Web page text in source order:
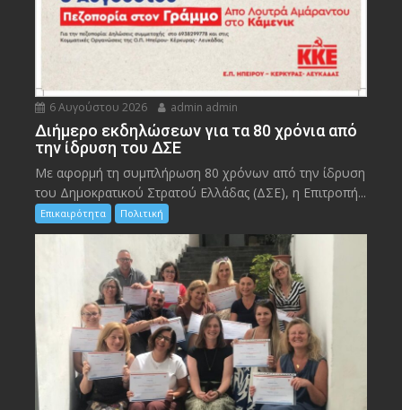
6 Αυγούστου 2026 admin admin
Διήμερο εκδηλώσεων για τα 80 χρόνια από
την ίδρυση του ΔΣΕ
Με αφορμή τη συμπλήρωση 80 χρόνων από την ίδρυση
του Δημοκρατικού Στρατού Ελλάδας (ΔΣΕ), η Επιτροπή...
Επικαιρότητα Πολιτική